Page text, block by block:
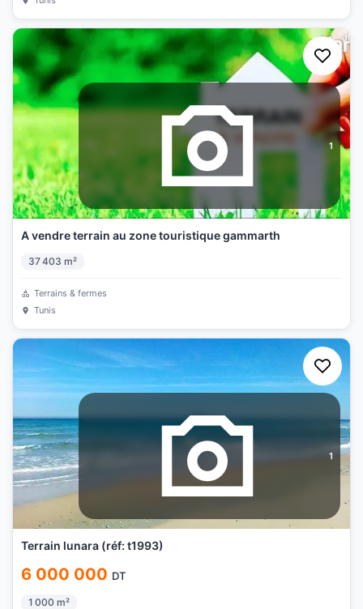
1
A vendre terrain au zone touristique gammarth
37 403 m²
Terrains & fermes
Tunis
1
Terrain lunara (réf: t1993)
6 000 000 DT
1 000 m²